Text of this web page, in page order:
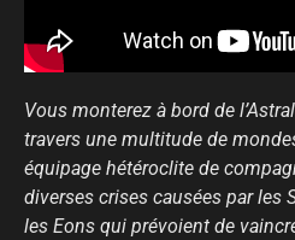
Vous monterez à bord de
travers une multitude de
équipage hétéroclite de
diverses crises causées par les
les Eons qui prévoient de